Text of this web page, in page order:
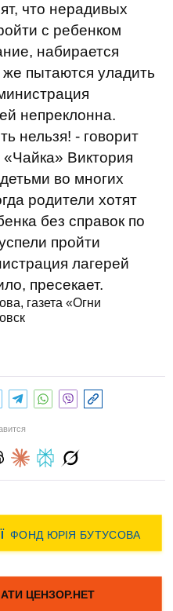
что нерадивых
с ребенком
набирается
пытаются уладить
непреклонна.
нельзя! - говорит
Виктория
во многих
родители хотят
без справок по
пройти
лагерей
пресекает.
газета «Огни